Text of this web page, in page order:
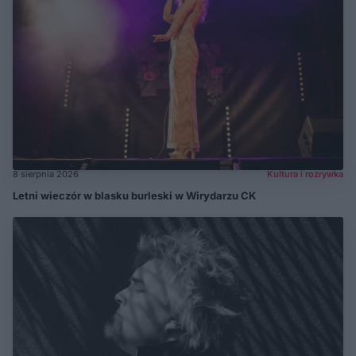
8 sierpnia 2026 Kultura i rozrywka
Letni wieczór w blasku burleski w Wirydarzu CK